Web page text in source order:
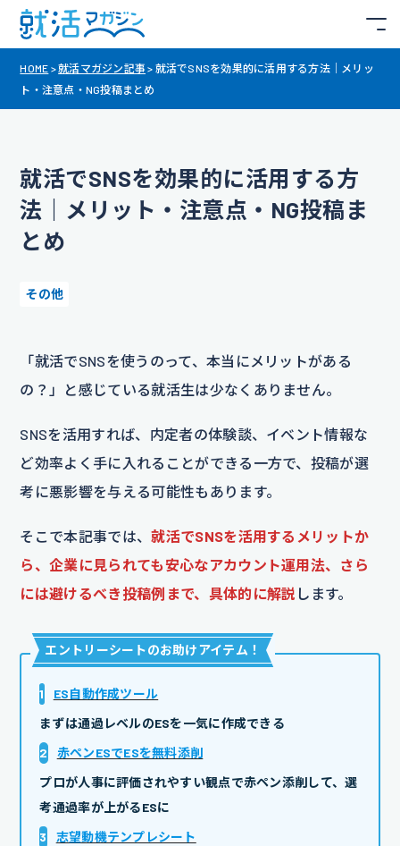
HOME >就活マガジン記事 > 就活でSNSを効果的に活用する方法｜メリッ
ト・注意点・NG投稿まとめ
就活でSNSを効果的に活用する方
法｜メリット・注意点・NG投稿ま
とめ
その他
「就活でSNSを使うのって、本当にメリットがある
の？」と感じている就活生は少なくありません。
SNSを活用すれば、内定者の体験談、イベント情報な
ど効率よく手に入れることができる一方で、投稿が選
考に悪影響を与える可能性もあります。
そこで本記事では、就活でSNSを活用するメリットか
ら、企業に見られても安心なアカウント運用法、さら
には避けるべき投稿例まで、具体的に解説 します。
エントリーシートのお助けアイテム ！
1
ES自動作成ツール
まずは通過レベルのESを一気に作成できる
2
赤ペンESでESを無料添削
プロが人事に評価されやすい観点で赤ペン添削して、選
考通過率が上がるESに
3
志望動機テンプレシート